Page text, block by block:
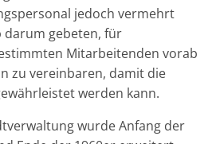
jedoch vermehrt
darum gebeten, für
Mitarbeitenden vorab
zu vereinbaren, damit die
werden kann.
wurde Anfang der